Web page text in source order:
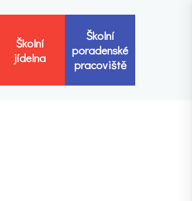
Školní
jídelna
Školní
poradenské
pracoviště